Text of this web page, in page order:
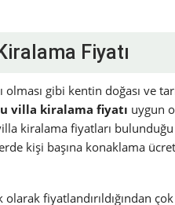
Fiyatı
olması gibi kentin doğası ve
villa kiralama fiyatı uygun
kiralama fiyatları
kişi başına konaklama
fiyatlandırıldığından